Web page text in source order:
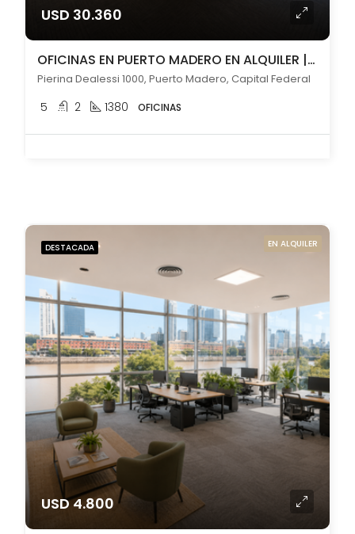
USD 30.360
OFICINAS EN PUERTO MADERO EN ALQUILER | PISO COMPLETO 1.380 m² CON VISTA
Pierina Dealessi 1000, Puerto Madero, Capital Federal
5 2 1380 OFICINAS
DESTACADA EN ALQUILER
USD 4.800